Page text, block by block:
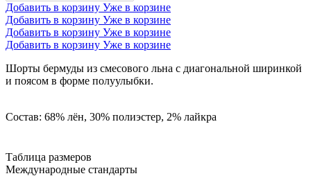
Добавить в корзину Уже в корзине
Добавить в корзину Уже в корзине
Добавить в корзину Уже в корзине
Добавить в корзину Уже в корзине
Шорты бермуды из смесового льна с диагональной ширинкой
и поясом в форме полуулыбки.
Состав: 68% лён, 30% полиэстер, 2% лайкра
Таблица размеров
Международные стандарты